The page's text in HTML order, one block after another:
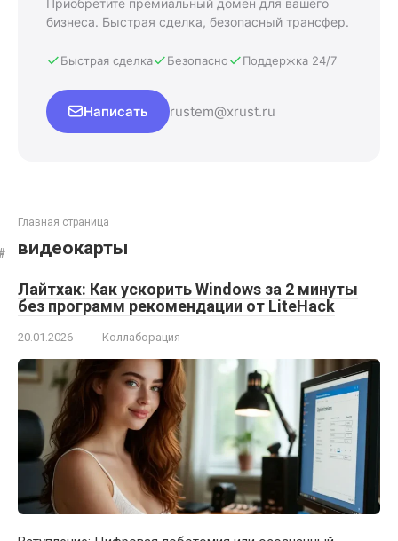
Приобретите премиальный домен для вашего
бизнеса. Быстрая сделка, безопасный трансфер.
Быстрая сделка Безопасно Поддержка 24/7
Написать rustem@xrust.ru
Главная страница
видеокарты
Лайтхак: Как ускорить Windows за 2 минуты
без программ рекомендации от LiteHack
20.01.2026 Коллаборация